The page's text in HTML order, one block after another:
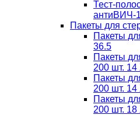
Тест-
антиВИЧ-
Пакеты для
Пакеты
36.5
Пакеты
200 шт. 14
Пакеты
200 шт. 14
Пакеты
200 шт. 18